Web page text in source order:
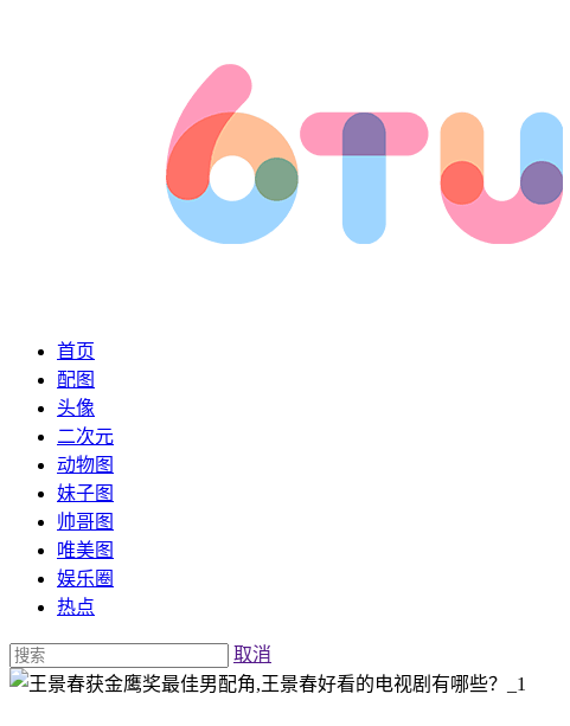
首页
配图
头像
二次元
动物图
妹子图
帅哥图
唯美图
娱乐圈
热点
取消